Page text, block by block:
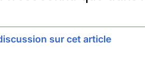
sur cet article